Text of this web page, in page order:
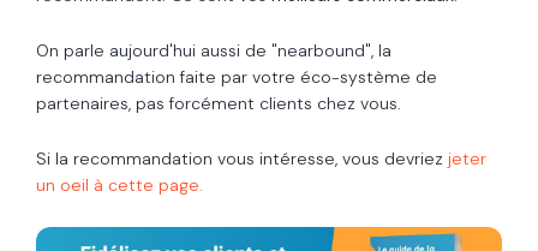
On parle aujourd'hui aussi de "nearbound", la
recommandation faite par votre éco-système de
partenaires, pas forcément clients chez vous.
Si la recommandation vous intéresse, vous devriez jeter
un oeil à cette page.